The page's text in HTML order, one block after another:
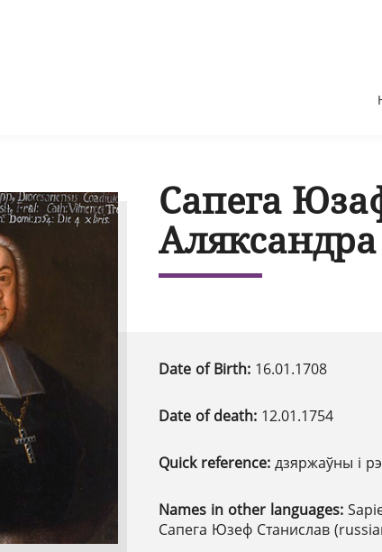
Сапега
Date of Birth: 16.01.1708
Date of death: 12.01.1754
Quick reference: дзяржаўны і
Names in other languages:
Сапега Юзеф Станислав